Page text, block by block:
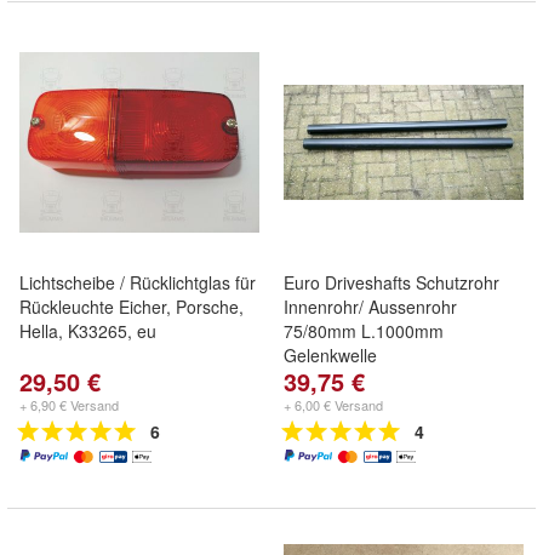
Lichtscheibe / Rücklichtglas für
Rückleuchte Eicher, Porsche,
Hella, K33265, eu
29,50 €
+ 6,90 € Versand
6
Euro Driveshafts Schutzrohr
Innenrohr/ Aussenrohr
75/80mm L.1000mm
Gelenkwelle
39,75 €
+ 6,00 € Versand
4